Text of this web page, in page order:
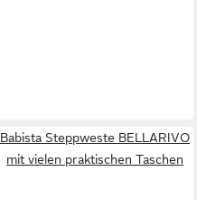
Babista Steppweste BELLARIVO
mit vielen praktischen Taschen